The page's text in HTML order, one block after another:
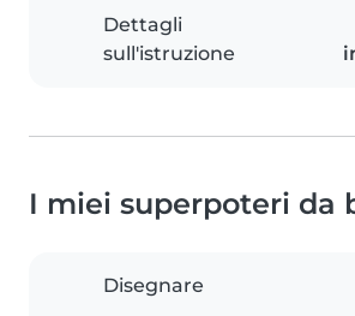
Dettagli
sull'istruzione
I miei superpoteri da
Disegnare